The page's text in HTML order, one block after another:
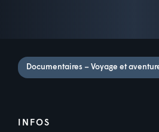
Documentaires – Voyage et
INFOS